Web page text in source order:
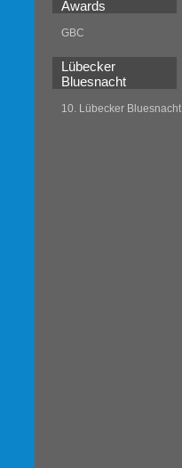
Awards
GBC
Lübecker
Bluesnacht
10. Lübecker Bluesnacht